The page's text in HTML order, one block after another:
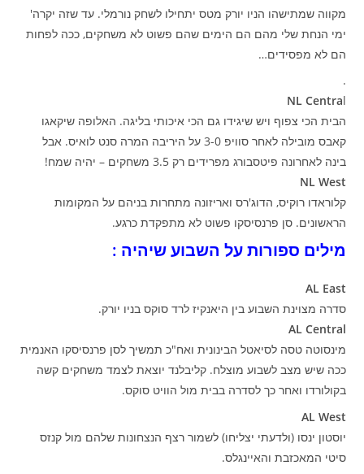
מקווה שמתישהו הניו יורק מטס יתחילו לשחק נורמלי. עד שזה יקרה'
ימי הנחת שלי מהם הם הימים שהם פשוט לא משחקים, ככה לפחות
הם לא מפסידים…
.
NL Central
הבית הכי צפוף ויש שיגידו גם הכי איכותי בליגה. האלופה שיקאגו
קאבס מובילה לאחר סוויפ 3-0 על היריבה המרה סנט לואיס. אבל
בינה לאחרונה פיטסבורג מפרידים רק 3.5 משחקים – יהיה שמח!
NL West
קלוראדו רוקיס, הדוג'רס ואריזונה מתחרות בניהם על המקומות
הראשונים. סן פרנסיסקו פשוט לא מתפקדת כרגע.
מילים ספורות על השבוע שיהיה :
AL East
סדרה מצוינת השבוע בין היאנקיז לרד סוקס בניו יורק.
AL Central
מינסוטה טסה לסיאטל הבינונית ואח"כ תמשיך לסן פרנסיסקו האנמית
ככה שיש מצב לשבוע מוצלח. קליבלנד יוצאת לצמד משחקים קשה
בקולורדו ואחר כך לסדרה בבית מול הוויט סוקס.
AL West
יוסטון ינסו (ולדעתי יצליחו) לשמור רצף הנצחונות שלהם מול קנזס
סיטי המאכזבת והאיינגלס.